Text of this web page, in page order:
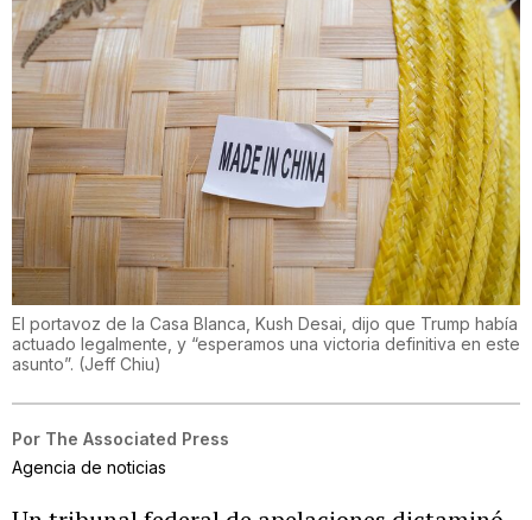
El portavoz de la Casa Blanca, Kush Desai, dijo que Trump había
actuado legalmente, y “esperamos una victoria definitiva en este
asunto”. (Jeff Chiu)
Por The Associated Press
Agencia de noticias